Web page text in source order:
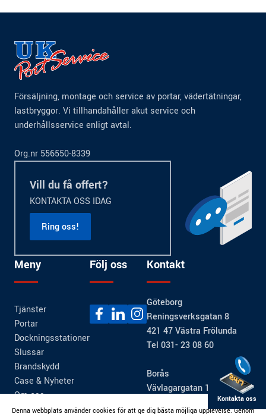
Kontakta oss
Försäljning, montage och service av portar, vädertätningar,
lastbryggor. Vi tillhandahåller akut service och
underhållsservice enligt avtal.
Org.nr 556550-8339
Vill du få offert?
KONTAKTA OSS IDAG
Ring oss!
Meny
Tjänster
Portar
Dockningsstationer
Slussar
Brandskydd
Case & Nyheter
Om oss
Följ oss Kontakt
Göteborg
Reningsverksgatan 8
421 47 Västra Frölunda
Tel 031- 23 08 60
Borås
Vävlagargatan 15
Denna webbplats använder cookies för att ge dig bästa möjliga upplevelse. Genom